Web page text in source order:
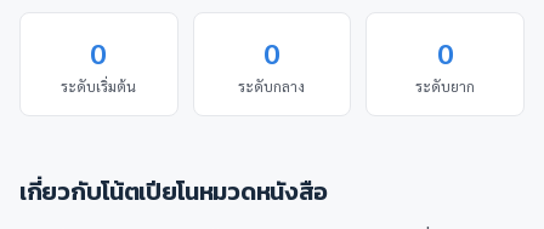
0
ระดับเริ่มต้น
0
ระดับกลาง
0
ระดับยาก
เกี่ยวกับโน้ตเปียโนหมวดหนังสือ